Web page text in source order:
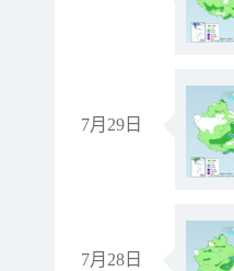
7月29日
7月28日